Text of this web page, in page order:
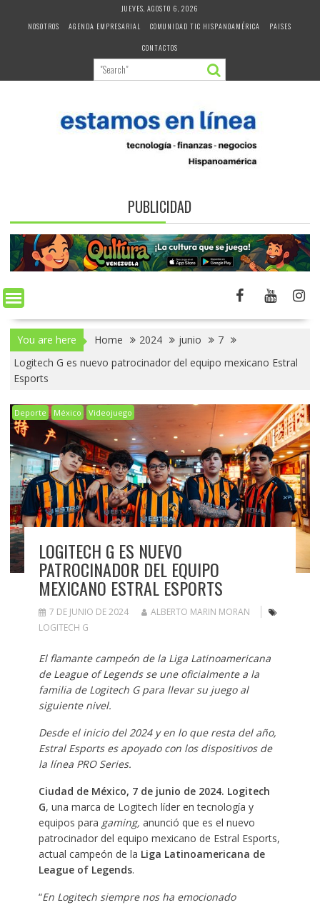
JUEVES, AGOSTO 6, 2026
NOSOTROS
AGENDA EMPRESARIAL COMUNIDAD TIC HISPANOAMÉRICA
PAISES
CONTACTOS
PUBLICIDAD
You are here Home 2024 junio
7
Logitech G es nuevo patrocinador del equipo mexicano Estral
Esports
Deporte México Videojuego
LOGITECH G ES NUEVO
PATROCINADOR DEL EQUIPO
MEXICANO ESTRAL ESPORTS
7 DE JUNIO DE 2024
ALBERTO MARIN MORAN
LOGITECH G
El flamante campeón de la Liga Latinoamericana
de League of Legends se une oficialmente a la
familia de Logitech G para llevar su juego al
siguiente nivel.
Desde el inicio del 2024 y en lo que resta del año,
Estral Esports es apoyado con los dispositivos de
la línea PRO Series.
Ciudad de México, 7 de junio de 2024. Logitech
G, una marca de Logitech líder en tecnología y
equipos para gaming, anunció que es el nuevo
patrocinador del equipo mexicano de Estral Esports,
actual campeón de la Liga Latinoamericana de
League of Legends. ​
“En Logitech siempre nos ha emocionado